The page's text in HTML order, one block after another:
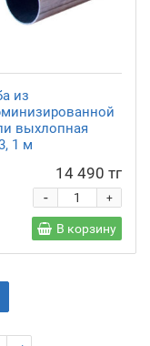
из
выхлопная
1 м
14 490 тг
+
-
В корзину